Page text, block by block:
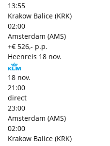
13:55
Krakow Balice (KRK)
02:00
Amsterdam (AMS)
+€ 526,- p.p.
Heenreis 18 nov.
18 nov.
21:00
direct
23:00
Amsterdam (AMS)
02:00
Krakow Balice (KRK)